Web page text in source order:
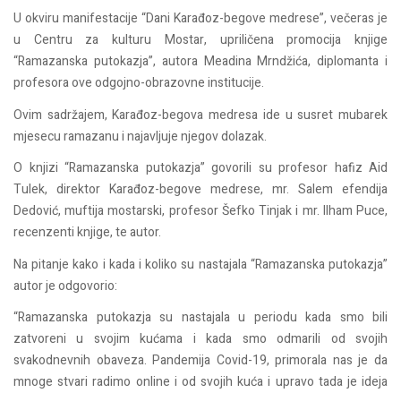
U okviru manifestacije “Dani Karađoz-begove medrese”, večeras je
u Centru za kulturu Mostar, upriličena promocija knjige
“Ramazanska putokazja”, autora Meadina Mrndžića, diplomanta i
profesora ove odgojno-obrazovne institucije.
Ovim sadržajem, Karađoz-begova medresa ide u susret mubarek
mjesecu ramazanu i najavljuje njegov dolazak.
O knjizi “Ramazanska putokazja” govorili su profesor hafiz Aid
Tulek, direktor Karađoz-begove medrese, mr. Salem efendija
Dedović, muftija mostarski, profesor Šefko Tinjak i mr. Ilham Puce,
recenzenti knjige, te autor.
Na pitanje kako i kada i koliko su nastajala “Ramazanska putokazja”
autor je odgovorio:
“Ramazanska putokazja su nastajala u periodu kada smo bili
zatvoreni u svojim kućama i kada smo odmarili od svojih
svakodnevnih obaveza. Pandemija Covid-19, primorala nas je da
mnoge stvari radimo online i od svojih kuća i upravo tada je ideja